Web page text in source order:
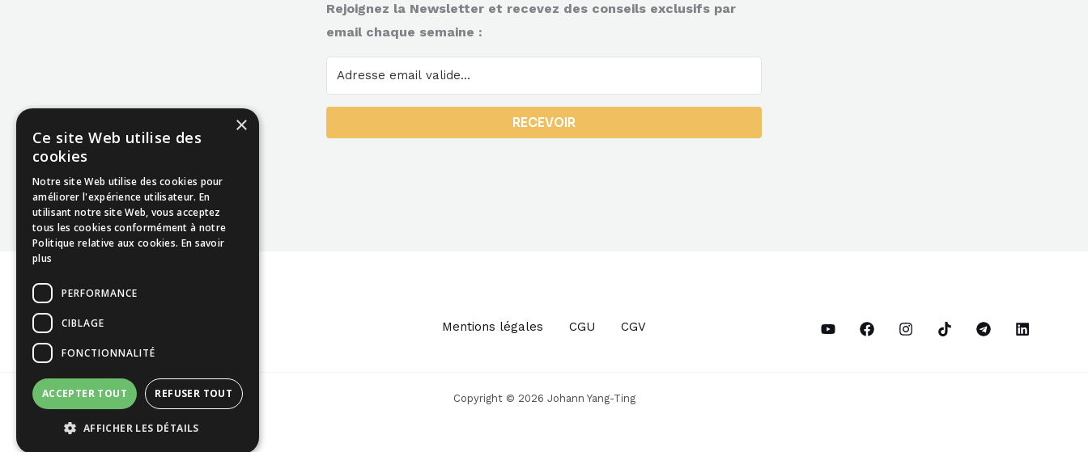
Rejoignez la Newsletter et recevez des conseils exclusifs par
email chaque semaine :
RECEVOIR
Mentions légales CGU CGV
Copyright © 2026 Johann Yang-Ting
×
Ce site Web utilise des
cookies
Notre site Web utilise des cookies pour
améliorer l'expérience utilisateur. En
utilisant notre site Web, vous acceptez
tous les cookies conformément à notre
Politique relative aux cookies. En savoir
plus
PERFORMANCE
CIBLAGE
FONCTIONNALITÉ
ACCEPTER TOUT REFUSER TOUT
AFFICHER LES DÉTAILS